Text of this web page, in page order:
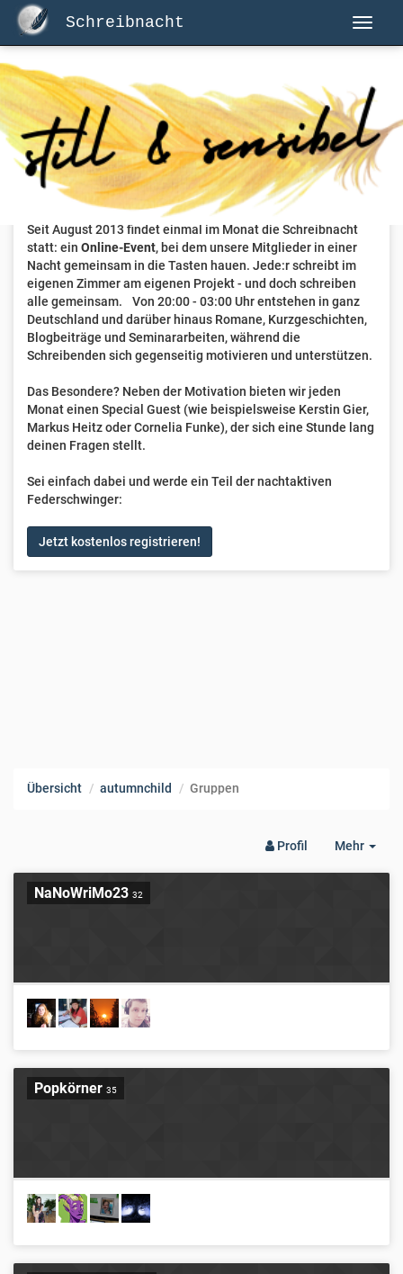
Schreibnacht
Herzlich Willkommen auf Schreibnacht.de
Hier erwartet dich eine aktive Federschwinger-Community
mit über 3.000 Mitgliedern.
Willkommen ist jede Person, die gerne schreibt. Alter, Genre
und Erfahrung sind nicht relevant, es zählt allein die Liebe
zum geschriebenen Wort.
Seit August 2013 findet einmal im Monat die Schreibnacht
statt: ein Online-Event, bei dem unsere Mitglieder in einer
Nacht gemeinsam in die Tasten hauen. Jede:r schreibt im
eigenen Zimmer am eigenen Projekt - und doch schreiben
alle gemeinsam. Von 20:00 - 03:00 Uhr entstehen in ganz
Deutschland und darüber hinaus Romane, Kurzgeschichten,
Blogbeiträge und Seminararbeiten, während die
Schreibenden sich gegenseitig motivieren und unterstützen.
Das Besondere? Neben der Motivation bieten wir jeden
Monat einen Special Guest (wie beispielsweise Kerstin Gier,
Markus Heitz oder Cornelia Funke), der sich eine Stunde lang
deinen Fragen stellt.
Sei einfach dabei und werde ein Teil der nachtaktiven
Federschwinger:
Jetzt kostenlos registrieren!
Übersicht autumnchild Gruppen
Mehr
Profil
NaNoWriMo23 32
Popkörner 35